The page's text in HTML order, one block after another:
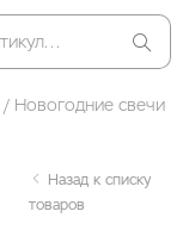
Новогодние свечи
Назад к списку
товаров